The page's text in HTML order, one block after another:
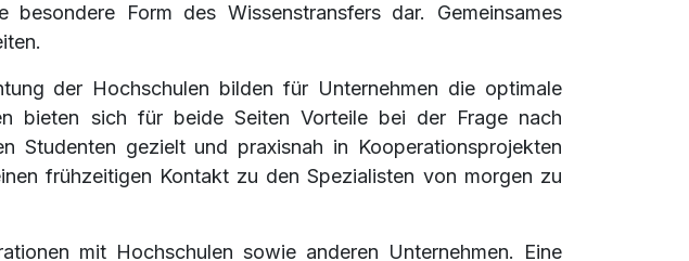
Form des Wissenstransfers dar. Gemeinsames
der Hochschulen bilden für Unternehmen die optimale
bieten sich für beide Seiten Vorteile bei der Frage nach
Studenten gezielt und praxisnah in Kooperationsprojekten
frühzeitigen Kontakt zu den Spezialisten von morgen zu
mit Hochschulen sowie anderen Unternehmen. Eine